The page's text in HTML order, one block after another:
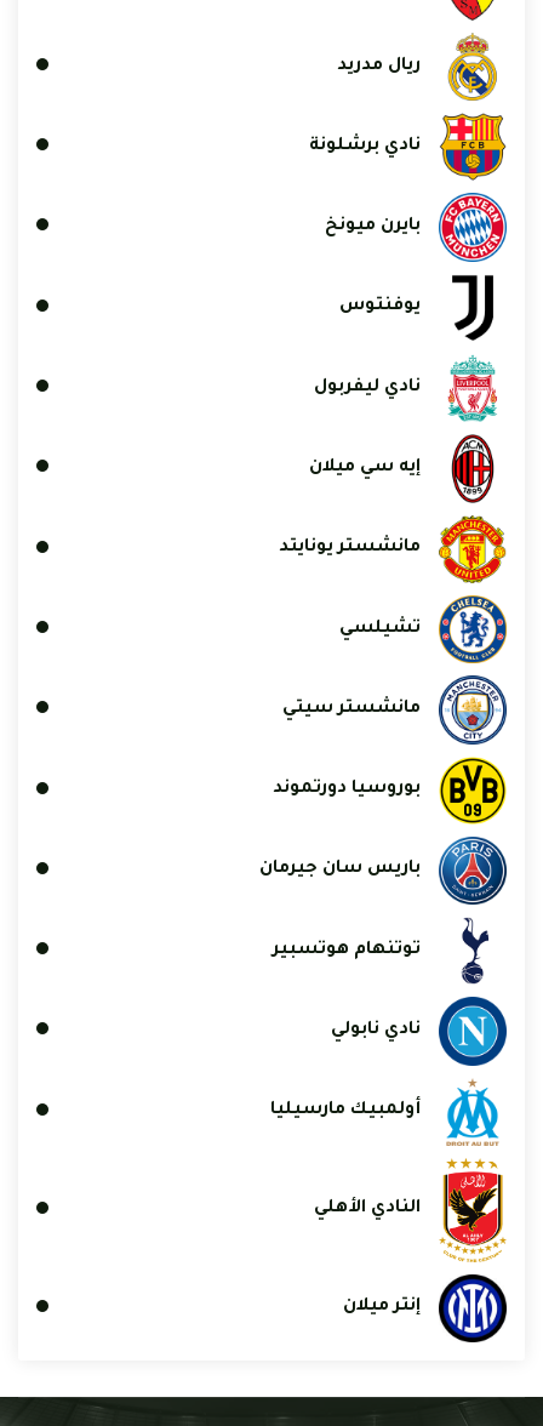
ريال مدريد
نادي برشلونة
بايرن ميونخ
يوفنتوس
نادي ليفربول
إيه سي ميلان
مانشستر يونايتد
تشيلسي
مانشستر سيتي
بوروسيا دورتموند
باريس سان جيرمان
توتنهام هوتسبير
نادي نابولي
أولمبيك مارسيليا
النادي الأهلي
إنتر ميلان